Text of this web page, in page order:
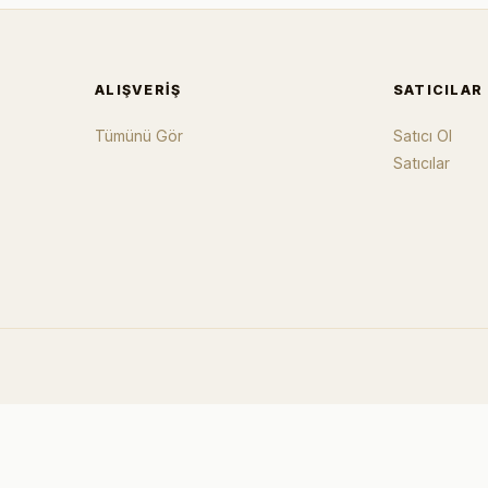
ALIŞVERIŞ
Tümünü Gör
SATICILAR
Satıcı Ol
Satıcılar